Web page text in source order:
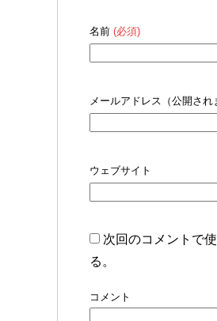
名前 (必須)
メールアドレス（公開され
ウェブサイト
次回のコメントで
る。
コメント